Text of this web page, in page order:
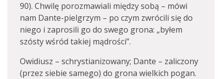
90). Chwilę porozmawiali między sobą – mówi
nam Dante-pielgrzym – po czym zwrócili się do
niego i zaprosili go do swego grona: „byłem
szósty wśród takiej mądrości”.
Owidiusz – schrystianizowany; Dante – zaliczony
(przez siebie samego) do grona wielkich pogan.